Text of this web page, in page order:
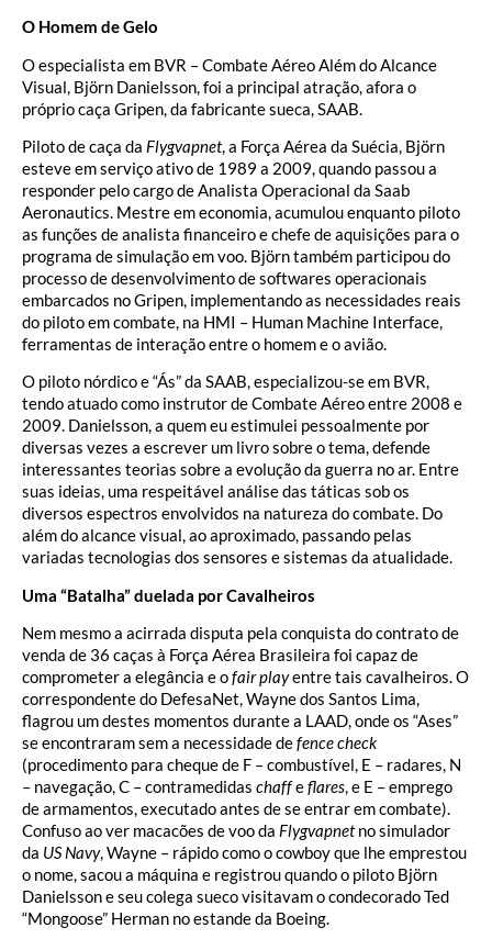
O Homem de Gelo
O especialista em BVR – Combate Aéreo Além do Alcance
Visual, Björn Danielsson, foi a principal atração, afora o
próprio caça Gripen, da fabricante sueca, SAAB.
Piloto de caça da Flygvapnet, a Força Aérea da Suécia, Björn
esteve em serviço ativo de 1989 a 2009, quando passou a
responder pelo cargo de Analista Operacional da Saab
Aeronautics. Mestre em economia, acumulou enquanto piloto
as funções de analista financeiro e chefe de aquisições para o
programa de simulação em voo. Björn também participou do
processo de desenvolvimento de softwares operacionais
embarcados no Gripen, implementando as necessidades reais
do piloto em combate, na HMI – Human Machine Interface,
ferramentas de interação entre o homem e o avião.
O piloto nórdico e “Ás” da SAAB, especializou-se em BVR,
tendo atuado como instrutor de Combate Aéreo entre 2008 e
2009. Danielsson, a quem eu estimulei pessoalmente por
diversas vezes a escrever um livro sobre o tema, defende
interessantes teorias sobre a evolução da guerra no ar. Entre
suas ideias, uma respeitável análise das táticas sob os
diversos espectros envolvidos na natureza do combate. Do
além do alcance visual, ao aproximado, passando pelas
variadas tecnologias dos sensores e sistemas da atualidade.
Uma “Batalha” duelada por Cavalheiros
Nem mesmo a acirrada disputa pela conquista do contrato de
venda de 36 caças à Força Aérea Brasileira foi capaz de
comprometer a elegância e ofair playentre tais cavalheiros. O
correspondente do DefesaNet, Wayne dos Santos Lima,
flagrou um destes momentos durante a LAAD, onde os “Ases”
se encontraram sem a necessidade defence check
(procedimento para cheque de F – combustível, E – radares, N
– navegação, C – contramedidas chaffeflares, e E – emprego
de armamentos, executado antes de se entrar em combate).
Confuso ao ver macacões de voo da Flygvapnetno simulador
da US Navy, Wayne – rápido como o cowboy que lhe emprestou
o nome, sacou a máquina e registrou quando o piloto Björn
Danielsson e seu colega sueco visitavam o condecorado Ted
“Mongoose” Herman no estande da Boeing.